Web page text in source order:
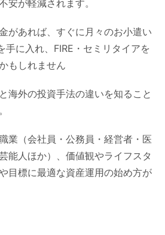
安が軽減されます。
があれば、すぐに月々のお小遣い
手に入れ、FIRE・セミリタイアを
もしれません
海外の投資手法の違いを知ること
業（会社員・公務員・経営者・医
能人ほか）、価値観やライフスタ
目標に最適な資産運用の始め方が